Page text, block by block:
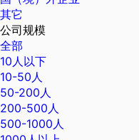
其它
公司规模
全部
10人以下
10-50人
50-200人
200-500人
500-1000人